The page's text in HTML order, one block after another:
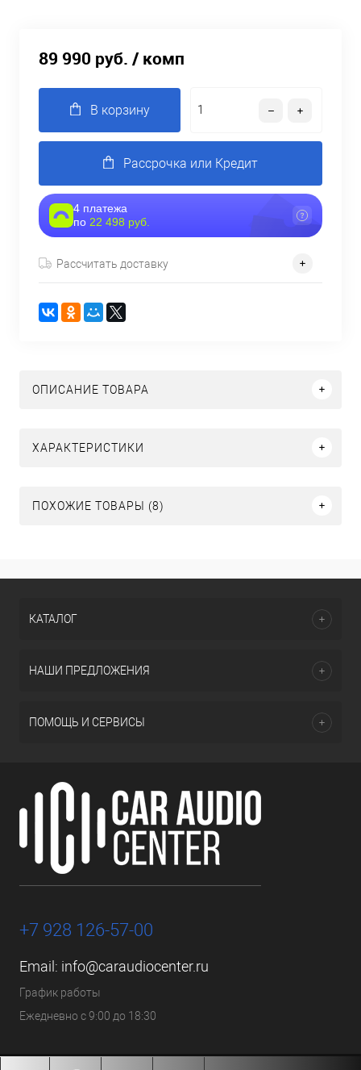
89 990 руб. / комп
В корзину
Рассрочка или Кредит
4 платежа
по 22 498 руб.
Рассчитать доставку
ОПИСАНИЕ ТОВАРА
ХАРАКТЕРИСТИКИ
ПОХОЖИЕ ТОВАРЫ (8)
КАТАЛОГ
НАШИ ПРЕДЛОЖЕНИЯ
ПОМОЩЬ И СЕРВИСЫ
+7 928 126-57-00
Email: info@caraudiocenter.ru
График работы
Ежедневно с 9:00 до 18:30